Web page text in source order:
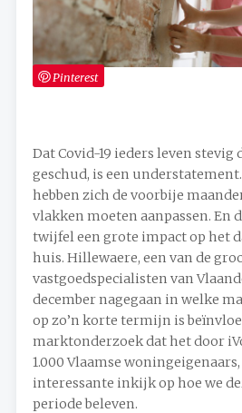
Pinterest
Dat Covid-19 ieders leven stevig
geschud, is een
hebben zich de voorbije
vlakken moeten aanpassen. En
twijfel een grote impact op het
huis. Hillewaere, een van de
vastgoedspecialisten van
december nagegaan in welke
op zo’n korte termijn is
marktonderzoek dat het door
1.000 Vlaamse
interessante inkijk op hoe we
periode beleven.